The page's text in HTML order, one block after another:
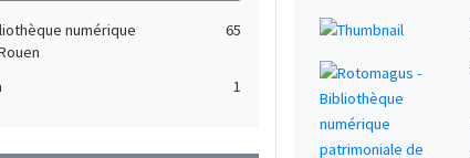
numérique
65
1